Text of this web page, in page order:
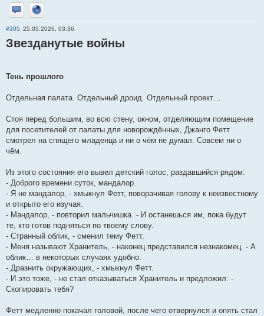
Отправить личное сообщение
Сайт
#305 25.05.2026, 03:36
Звезданутые войны
Тень прошлого
Отдельная палата. Отдельный дроид. Отдельный проект…
Стоя перед большим, во всю стену, окном, отделяющим помещение
для посетителей от палаты для новорождённых, Джанго Фетт
смотрел на спящего младенца и ни о чём не думал. Совсем ни о
чём.
Из этого состояния его вывел детский голос, раздавшийся рядом:
- Доброго времени суток, мандалор.
- Я не мандалор, - хмыкнул Фетт, поворачивая голову к неизвестному
и открыто его изучая.
- Мандалор, - повторил мальчишка. - И останешься им, пока будут
те, кто готов подняться по твоему слову.
- Странный облик, - сменил тему Фетт.
- Меня называют Хранитель, - наконец представился незнакомец. - А
облик… в некоторых случаях удобно.
- Дразнить окружающих, - хмыкнул Фетт.
- И это тоже, - не стал отказываться Хранитель и предложил: -
Скопировать тебя?
Фетт медленно покачал головой, после чего отвернулся и опять стал